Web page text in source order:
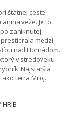
štátnej ceste
veže. Je to
zaniknutej
medzi
nad Hornádom.
v stredoveku
Najstaršia
ako terra Miloj.
HRÍB